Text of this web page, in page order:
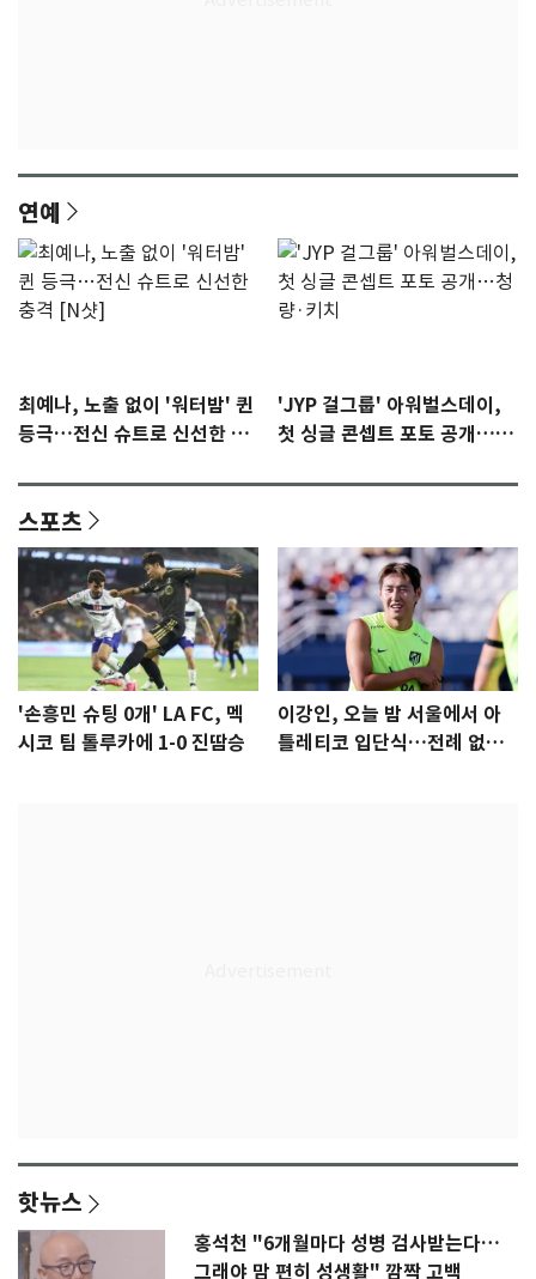
연예
최예나, 노출 없이 '워터밤' 퀸
등극…전신 슈트로 신선한 충
'JYP 걸그룹' 아워벌스데이,
첫 싱글 콘셉트 포토 공개…청
스포츠
'손흥민 슈팅 0개' LA FC, 멕
시코 팀 톨루카에 1-0 진땀승
이강인, 오늘 밤 서울에서 아
틀레티코 입단식…전례 없는
핫뉴스
홍석천 "6개월마다 성병 검사받는다…
그래야 맘 편히 성생활" 깜짝 고백